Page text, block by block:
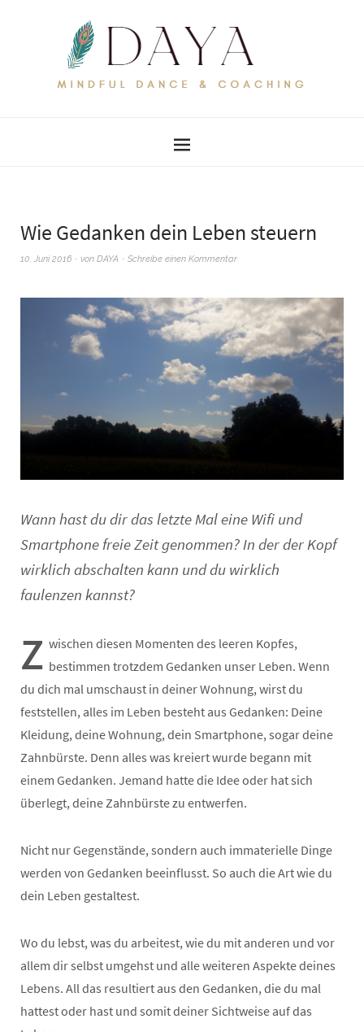
Wie Gedanken dein Leben steuern
10. Juni 2016 von DAYA Schreibe einen Kommentar
Wann hast du dir das letzte Mal eine Wifi und
Smartphone freie Zeit genommen? In der der Kopf
wirklich abschalten kann und du wirklich
faulenzen kannst?
Z wischen diesen Momenten des leeren Kopfes,
bestimmen trotzdem Gedanken unser Leben. Wenn
du dich mal umschaust in deiner Wohnung, wirst du
feststellen, alles im Leben besteht aus Gedanken: Deine
Kleidung, deine Wohnung, dein Smartphone, sogar deine
Zahnbürste. Denn alles was kreiert wurde begann mit
einem Gedanken. Jemand hatte die Idee oder hat sich
überlegt, deine Zahnbürste zu entwerfen.
Nicht nur Gegenstände, sondern auch immaterielle Dinge
werden von Gedanken beeinflusst. So auch die Art wie du
dein Leben gestaltest.
Wo du lebst, was du arbeitest, wie du mit anderen und vor
allem dir selbst umgehst und alle weiteren Aspekte deines
Lebens. All das resultiert aus den Gedanken, die du mal
hattest oder hast und somit deiner Sichtweise auf das